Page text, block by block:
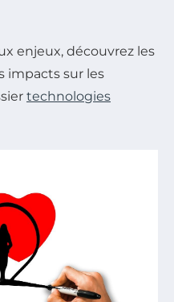
enjeux, découvrez les
impacts sur les
technologies